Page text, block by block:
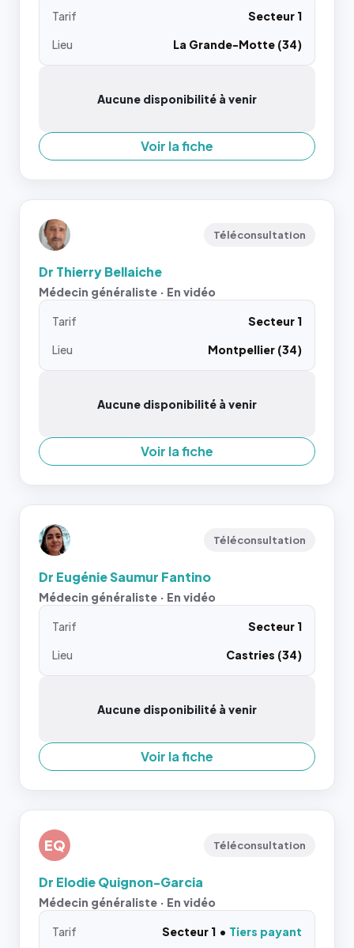
Tarif
Secteur 1
Lieu
La Grande-Motte (34)
Aucune disponibilité à venir
Voir la fiche
Téléconsultation
Dr Thierry Bellaiche
Médecin généraliste · En vidéo
Tarif
Secteur 1
Lieu
Montpellier (34)
Aucune disponibilité à venir
Voir la fiche
Téléconsultation
Dr Eugénie Saumur Fantino
Médecin généraliste · En vidéo
Tarif
Secteur 1
Lieu
Castries (34)
Aucune disponibilité à venir
Voir la fiche
EQ Téléconsultation
Dr Elodie Quignon-Garcia
Médecin généraliste · En vidéo
Tarif Secteur 1
Tiers payant